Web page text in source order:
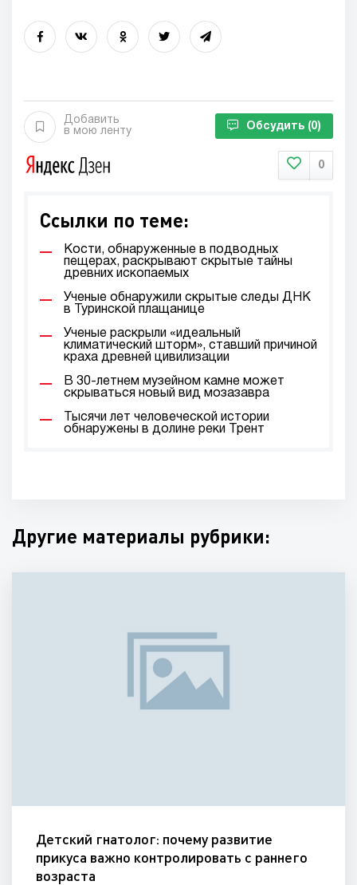
Добавить
в мою ленту
Обсудить (0)
0
Ссылки по теме:
Кости, обнаруженные в подводных
пещерах, раскрывают скрытые тайны
древних ископаемых
Ученые обнаружили скрытые следы ДНК
в Туринской плащанице
Ученые раскрыли «идеальный
климатический шторм», ставший причиной
краха древней цивилизации
В 30-летнем музейном камне может
скрываться новый вид мозазавра
Тысячи лет человеческой истории
обнаружены в долине реки Трент
Другие материалы рубрики:
Детский гнатолог: почему развитие
прикуса важно контролировать с раннего
возраста